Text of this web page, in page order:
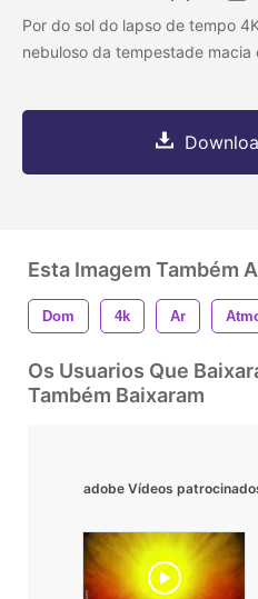
Por do sol do lapso de tempo
nebuloso da tempestade
Esta Imagem Também
Dom 4k Ar
Os Usuarios Que
Também Baixaram
adobe Vídeos